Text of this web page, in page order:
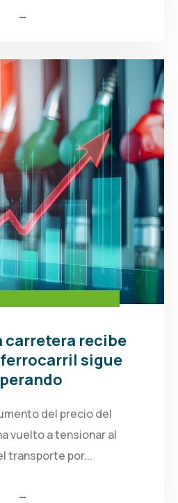
carretera recibe
sigue
del precio del
vuelto a tensionar al
transporte por...